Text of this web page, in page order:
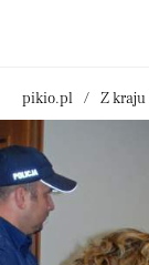
pikio.pl Z kraju